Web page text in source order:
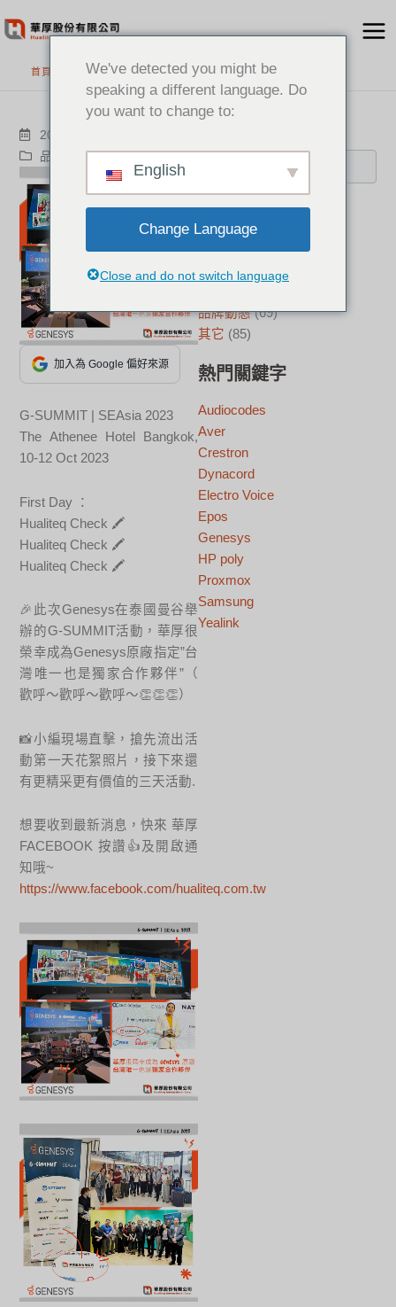
至
首頁 最新消息
2023-10-11
品牌動態
Genesys
加入為 Google 偏好來源
G-SUMMIT | SEAsia 2023
The Athenee Hotel Bangkok,
10-12 Oct 2023
First Day ：
Hualiteq Check 🖍️
Hualiteq Check 🖍️
Hualiteq Check 🖍️
🎉此次Genesys在泰國曼谷舉
辦的G-SUMMIT活動，華厚很
榮幸成為Genesys原廠指定”台
灣唯一也是獨家合作夥伴”（
歡呼～歡呼～歡呼～👏👏👏）
📸小編現場直擊，搶先流出活
動第一天花絮照片，接下來還
有更精采更有價值的三天活動.
想要收到最新消息，快來 華厚
FACEBOOK 按讚👍及開啟通
知哦~
https://www.facebook.com/hualiteq.com.tw
搜尋
分類
新聞中心(21)
成功案例
品牌動態(69)
其它 (85)
熱門關鍵字
Audiocodes
Aver
Crestron
Dynacord
Electro Voice
Epos
Genesys
HP poly
Proxmox
Samsung
Yealink
We've detected you might be
speaking a different language. Do
you want to change to:
English
Change Language
Close and do not switch language